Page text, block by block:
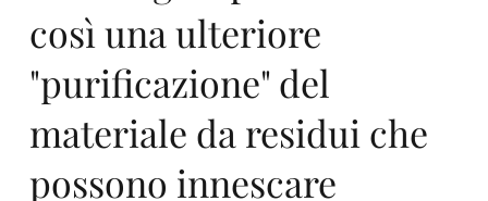
così una ulteriore
"purificazione" del
materiale da residui che
possono innescare